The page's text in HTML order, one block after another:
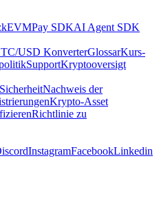
Pay SDKAI Agent SDK
USD KonverterGlossarKurs-
SupportKryptooversigt
SicherheitNachweis der
Krypto-Asset
Richtlinie zu
InstagramFacebookLinkedin